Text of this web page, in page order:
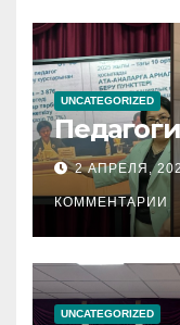
UNCATEGORIZED
2 АПРЕЛЯ,
КОММЕНТАРИИ
UNCATEGORIZED